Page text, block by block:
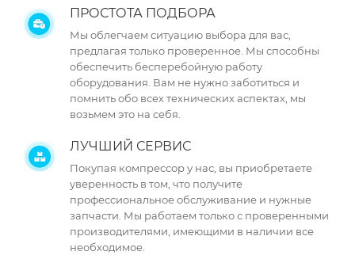
ПРОСТОТА ПОДБОРА
Мы облегчаем ситуацию выбора для вас,
предлагая только проверенное. Мы способны
обеспечить бесперебойную работу
оборудования. Вам не нужно заботиться и
помнить обо всех технических аспектах, мы
возьмем это на себя.
ЛУЧШИЙ СЕРВИС
Покупая компрессор у нас, вы приобретаете
уверенность в том, что получите
профессиональное обслуживание и нужные
запчасти. Мы работаем только с проверенными
производителями, имеющими в наличии все
необходимое.